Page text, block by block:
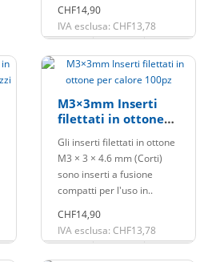
CHF14,90
IVA esclusa: CHF13,78
M3×3mm Inserti
filettati in ottone
Gli inserti filettati in ottone
M3 × 3 × 4.6 mm (Corti)
sono inserti a fusione
compatti per l'uso in..
CHF14,90
IVA esclusa: CHF13,78